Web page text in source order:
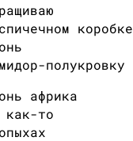
коробке
полукровку
африка
то